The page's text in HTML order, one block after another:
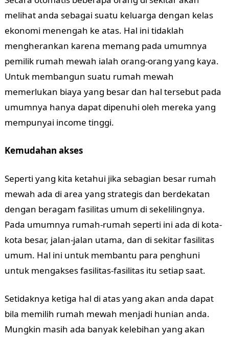
melihat anda sebagai suatu keluarga dengan kelas
ekonomi menengah ke atas. Hal ini tidaklah
mengherankan karena memang pada umumnya
pemilik rumah mewah ialah orang-orang yang kaya.
Untuk membangun suatu rumah mewah
memerlukan biaya yang besar dan hal tersebut pada
umumnya hanya dapat dipenuhi oleh mereka yang
mempunyai income tinggi.
Kemudahan akses
Seperti yang kita ketahui jika sebagian besar rumah
mewah ada di area yang strategis dan berdekatan
dengan beragam fasilitas umum di sekelilingnya.
Pada umumnya rumah-rumah seperti ini ada di kota-
kota besar, jalan-jalan utama, dan di sekitar fasilitas
umum. Hal ini untuk membantu para penghuni
untuk mengakses fasilitas-fasilitas itu setiap saat.
Setidaknya ketiga hal di atas yang akan anda dapat
bila memilih rumah mewah menjadi hunian anda.
Mungkin masih ada banyak kelebihan yang akan